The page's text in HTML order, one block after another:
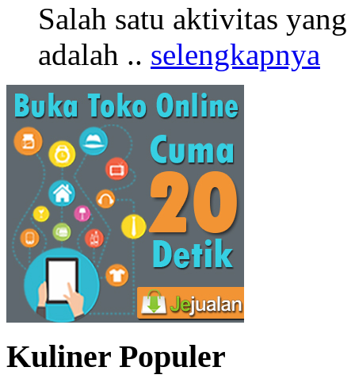
Salah satu aktivitas
adalah .. selengkapnya
Kuliner Populer